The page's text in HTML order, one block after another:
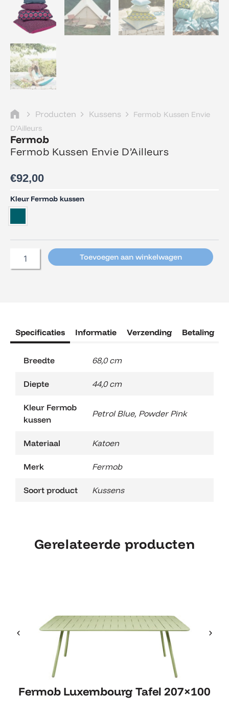
Producten Kussens
Fermob Kussen Envie
D’Ailleurs
Fermob
Fermob Kussen Envie D’Ailleurs
€92,00
Kleur Fermob kussen
Fermob
Kussen
aantal
Toevoegen aan winkelwagen
Specificaties Informatie Verzending Betaling
Breedte 68,0 cm
Diepte 44,0 cm
Kleur Fermob
kussen
Petrol Blue, Powder Pink
Materiaal Katoen
Merk Fermob
Soort product Kussens
Gerelateerde producten
Fermob Luxembourg Tafel 207×100
Fermob Luxembourg Tafel
207×100